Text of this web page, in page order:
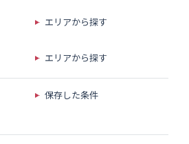
エリアから探す
エリアから探す
保存した条件